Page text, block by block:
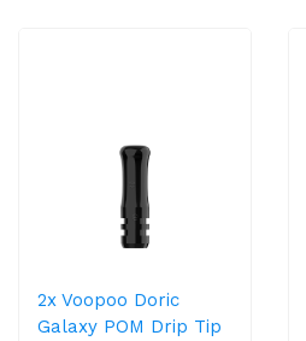
2x Voopoo Doric
Galaxy POM Drip Tip